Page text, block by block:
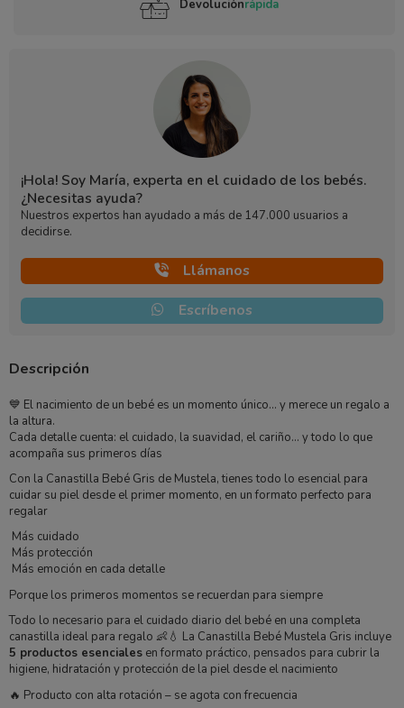
Devoluciónrápida
¡Hola! Soy María, experta en el cuidado de los bebés.
¿Necesitas ayuda?
Nuestros expertos han ayudado a más de 147.000 usuarios a
decidirse.
Llámanos
Escríbenos
Descripción
💙 El nacimiento de un bebé es un momento único… y merece un regalo a
la altura.
Cada detalle cuenta: el cuidado, la suavidad, el cariño… y todo lo que
acompaña sus primeros días
Con la Canastilla Bebé Gris de Mustela, tienes todo lo esencial para
cuidar su piel desde el primer momento, en un formato perfecto para
regalar
Más cuidado
Más protección
Más emoción en cada detalle
Porque los primeros momentos se recuerdan para siempre
Todo lo necesario para el cuidado diario del bebé en una completa
canastilla ideal para regalo 👶💧 La Canastilla Bebé Mustela Gris incluye
5 productos esencialesen formato práctico, pensados para cubrir la
higiene, hidratación y protección de la piel desde el nacimiento
🔥 Producto con alta rotación – se agota con frecuencia